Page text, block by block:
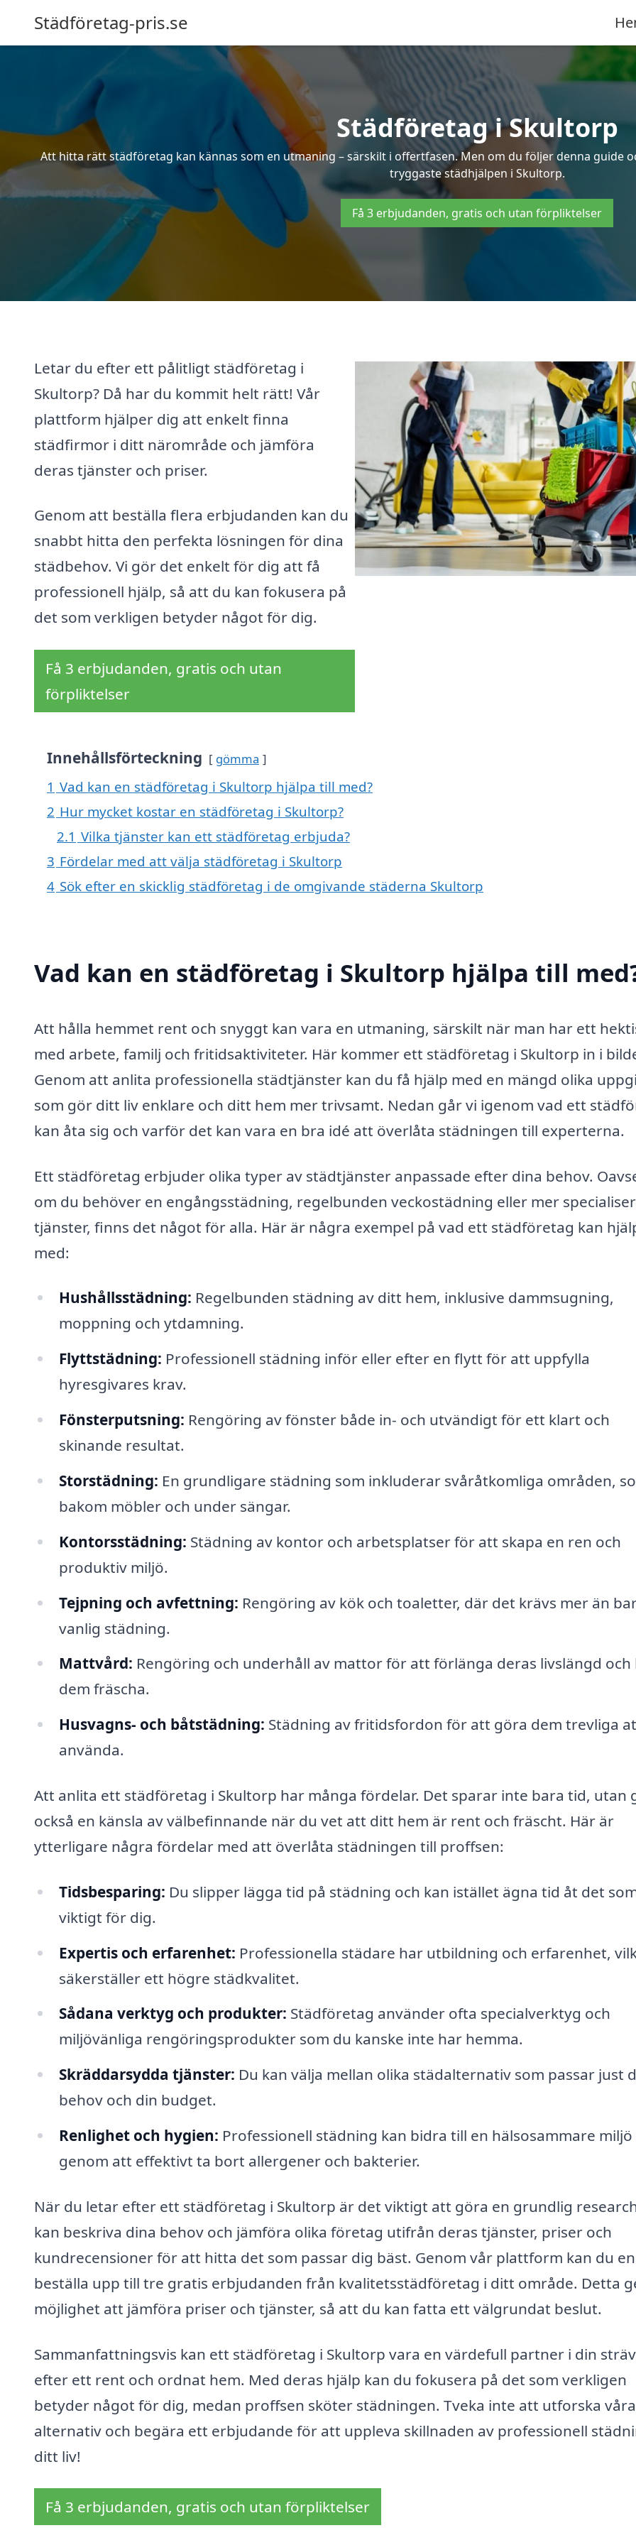
Städföretag-pris.se
Städföretag i Skultorp
Att hitta rätt städföretag kan kännas som en utmaning – särskilt i offertfasen. Men om du följer denna guide
tryggaste städhjälpen i Skultorp.
Få 3 erbjudanden, gratis och utan förpliktelser
Letar du efter ett pålitligt städföretag i
Skultorp? Då har du kommit helt rätt! Vår
plattform hjälper dig att enkelt finna
städfirmor i ditt närområde och jämföra
deras tjänster och priser.
Genom att beställa flera erbjudanden kan du
snabbt hitta den perfekta lösningen för dina
städbehov. Vi gör det enkelt för dig att få
professionell hjälp, så att du kan fokusera på
det som verkligen betyder något för dig.
Få 3 erbjudanden, gratis och utan
förpliktelser
Innehållsförteckning gömma
1 Vad kan en städföretag i Skultorp hjälpa till med?
2 Hur mycket kostar en städföretag i Skultorp?
2.1 Vilka tjänster kan ett städföretag erbjuda?
3 Fördelar med att välja städföretag i Skultorp
4 Sök efter en skicklig städföretag i de omgivande städerna Skultorp
Vad kan en städföretag i Skultorp hjälpa till
Att hålla hemmet rent och snyggt kan vara en utmaning, särskilt när man har ett
med arbete, familj och fritidsaktiviteter. Här kommer ett städföretag i Skultorp in i
Genom att anlita professionella städtjänster kan du få hjälp med en mängd olika
som gör ditt liv enklare och ditt hem mer trivsamt. Nedan går vi igenom vad ett
kan åta sig och varför det kan vara en bra idé att överlåta städningen till experterna.
Ett städföretag erbjuder olika typer av städtjänster anpassade efter dina behov.
om du behöver en engångsstädning, regelbunden veckostädning eller mer
tjänster, finns det något för alla. Här är några exempel på vad ett städföretag kan
med:
Hushållsstädning: Regelbunden städning av ditt hem, inklusive dammsugning,
moppning och ytdamning.
Flyttstädning: Professionell städning inför eller efter en flytt för att uppfylla
hyresgivares krav.
Fönsterputsning: Rengöring av fönster både in- och utvändigt för ett klart och
skinande resultat.
Storstädning: En grundligare städning som inkluderar svåråtkomliga områden,
bakom möbler och under sängar.
Kontorsstädning: Städning av kontor och arbetsplatser för att skapa en ren och
produktiv miljö.
Tejpning och avfettning: Rengöring av kök och toaletter, där det krävs mer än
vanlig städning.
Mattvård: Rengöring och underhåll av mattor för att förlänga deras livslängd och
dem fräscha.
Husvagns- och båtstädning: Städning av fritidsfordon för att göra dem trevliga
använda.
Att anlita ett städföretag i Skultorp har många fördelar. Det sparar inte bara tid, utan
också en känsla av välbefinnande när du vet att ditt hem är rent och fräscht. Här är
ytterligare några fördelar med att överlåta städningen till proffsen:
Tidsbesparing: Du slipper lägga tid på städning och kan istället ägna tid åt det
viktigt för dig.
Expertis och erfarenhet: Professionella städare har utbildning och erfarenhet,
säkerställer ett högre städkvalitet.
Sådana verktyg och produkter: Städföretag använder ofta specialverktyg och
miljövänliga rengöringsprodukter som du kanske inte har hemma.
Skräddarsydda tjänster: Du kan välja mellan olika städalternativ som passar just
behov och din budget.
Renlighet och hygien: Professionell städning kan bidra till en hälsosammare miljö
genom att effektivt ta bort allergener och bakterier.
När du letar efter ett städföretag i Skultorp är det viktigt att göra en grundlig
kan beskriva dina behov och jämföra olika företag utifrån deras tjänster, priser och
kundrecensioner för att hitta det som passar dig bäst. Genom vår plattform kan du
beställa upp till tre gratis erbjudanden från kvalitetsstädföretag i ditt område. Detta
möjlighet att jämföra priser och tjänster, så att du kan fatta ett välgrundat beslut.
Sammanfattningsvis kan ett städföretag i Skultorp vara en värdefull partner i din
efter ett rent och ordnat hem. Med deras hjälp kan du fokusera på det som verkligen
betyder något för dig, medan proffsen sköter städningen. Tveka inte att utforska våra
alternativ och begära ett erbjudande för att uppleva skillnaden av professionell
ditt liv!
Få 3 erbjudanden, gratis och utan förpliktelser